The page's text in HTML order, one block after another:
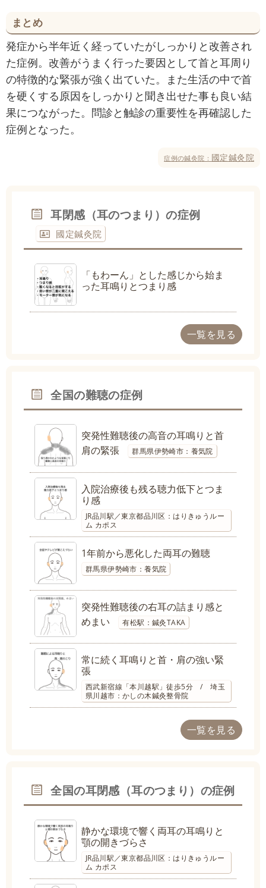
まとめ
発症から半年近く経っていたがしっかりと改善され
た症例。改善がうまく行った要因として首と耳周り
の特徴的な緊張が強く出ていた。また生活の中で首
を硬くする原因をしっかりと聞き出せた事も良い結
果につながった。問診と触診の重要性を再確認した
症例となった。
症例の鍼灸院： 國定鍼灸院
耳閉感（耳のつまり）の症例
國定鍼灸院
「もわーん」とした感じから始ま
った耳鳴りとつまり感
一覧を見る
全国の難聴の症例
突発性難聴後の高音の耳鳴りと首
肩の緊張
群馬県伊勢崎市：養気院
入院治療後も残る聴力低下とつま
り感
JR品川駅／東京都品川区：はりきゅうルー
ム カポス
1年前から悪化した両耳の難聴
群馬県伊勢崎市：養気院
突発性難聴後の右耳の詰まり感と
めまい
有松駅：鍼灸TAKA
常に続く耳鳴りと首・肩の強い緊
張
西武新宿線「本川越駅」徒歩5分 / 埼玉
県川越市：かしの木鍼灸整骨院
一覧を見る
全国の耳閉感（耳のつまり）の症例
静かな環境で響く両耳の耳鳴りと
顎の開きづらさ
JR品川駅／東京都品川区：はりきゅうルー
ム カポス